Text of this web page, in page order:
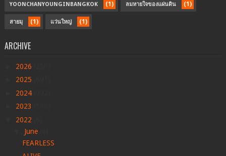
YOONCHANYOUNGINBANGKOK (1) ลมหายใจของแผ่นดิน (1)
สายมุ (1) แว่นใหญ่ (1)
ARCHIVE
2026
2025
2024
2023
2022
June
FEARLESS